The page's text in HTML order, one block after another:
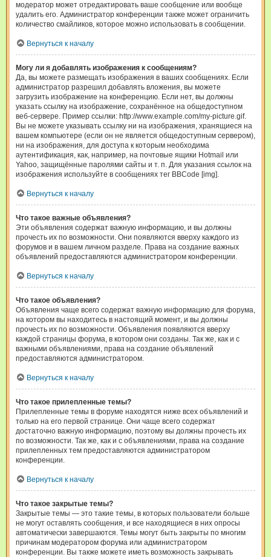
модератор может отредактировать ваше сообщение или вообще
удалить его. Администратор конференции также может ограничить
количество смайликов, которое можно использовать в сообщении.
Вернуться к началу
Могу ли я добавлять изображения к сообщениям?
Да, вы можете размещать изображения в ваших сообщениях. Если
администратор разрешил добавлять вложения, вы можете
загрузить изображение на конференцию. Если нет, вы должны
указать ссылку на изображение, сохранённое на общедоступном
веб-сервере. Пример ссылки: http://www.example.com/my-picture.gif.
Вы не можете указывать ссылку ни на изображения, хранящиеся на
вашем компьютере (если он не является общедоступным сервером),
ни на изображения, для доступа к которым необходима
аутентификация, как, например, на почтовые ящики Hotmail или
Yahoo, защищённые паролями сайты и т. п. Для указания ссылок на
изображения используйте в сообщениях тег BBCode [img].
Вернуться к началу
Что такое важные объявления?
Эти объявления содержат важную информацию, и вы должны
прочесть их по возможности. Они появляются вверху каждого из
форумов и в вашем личном разделе. Права на создание важных
объявлений предоставляются администратором конференции.
Вернуться к началу
Что такое объявления?
Объявления чаще всего содержат важную информацию для форума,
на котором вы находитесь в настоящий момент, и вы должны
прочесть их по возможности. Объявления появляются вверху
каждой страницы форума, в котором они созданы. Так же, как и с
важными объявлениями, права на создание объявлений
предоставляются администратором.
Вернуться к началу
Что такое прилепленные темы?
Прилепленные темы в форуме находятся ниже всех объявлений и
только на его первой странице. Они чаще всего содержат
достаточно важную информацию, поэтому вы должны прочесть их
по возможности. Так же, как и с объявлениями, права на создание
прилепленных тем предоставляются администратором
конференции.
Вернуться к началу
Что такое закрытые темы?
Закрытые темы — это такие темы, в которых пользователи больше
не могут оставлять сообщения, и все находящиеся в них опросы
автоматически завершаются. Темы могут быть закрыты по многим
причинам модератором форума или администратором
конференции. Вы также можете иметь возможность закрывать